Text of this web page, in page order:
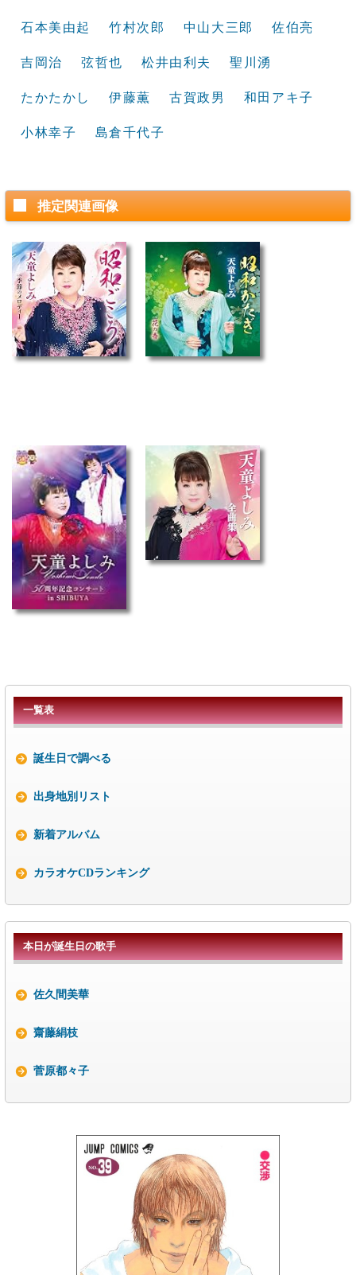
石本美由起 竹村次郎 中山大三郎 佐伯亮
吉岡治 弦哲也 松井由利夫 聖川湧
たかたかし 伊藤薫 古賀政男 和田アキ子
小林幸子 島倉千代子
推定関連画像
一覧表
誕生日で調べる
出身地別リスト
新着アルバム
カラオケCDランキング
本日が誕生日の歌手
佐久間美華
齋藤絹枝
菅原都々子